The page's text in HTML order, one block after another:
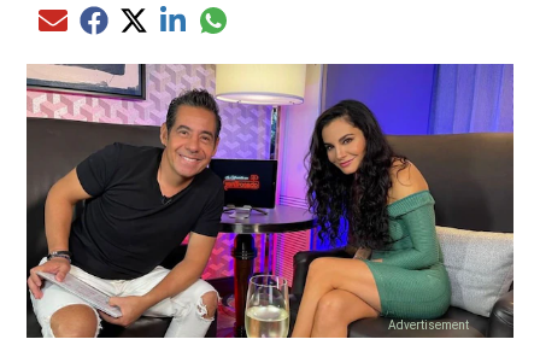
Compartir el artículo actual mediante Email
Compartir el artículo actual mediante Facebook
Compartir el artículo actual mediante Twitter
Compartir el artículo actual mediante LinkedIn
Compartir el artículo actual mediante